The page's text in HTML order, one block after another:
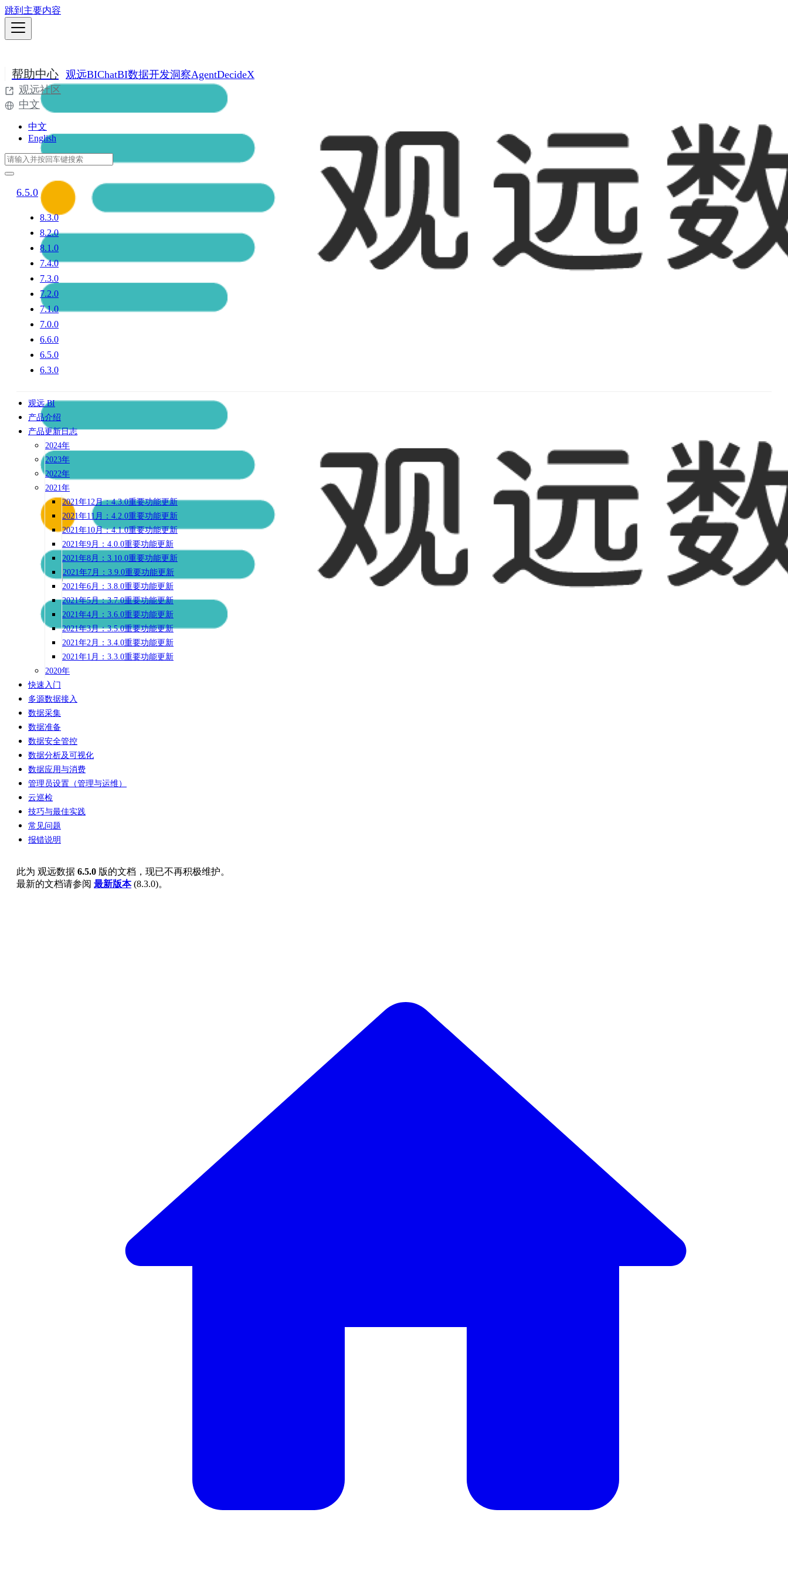
跳到主要内容
帮助中心 观远BIChatBI数据开发洞察AgentDecideX
观远社区
中文
中文
English
6.5.0
8.3.0
8.2.0
8.1.0
7.4.0
7.3.0
7.2.0
7.1.0
7.0.0
6.6.0
6.5.0
6.3.0
观远 BI
产品介绍
产品更新日志
2024年
2023年
2022年
2021年
2021年12月：4.3.0重要功能更新
2021年11月：4.2.0重要功能更新
2021年10月：4.1.0重要功能更新
2021年9月：4.0.0重要功能更新
2021年8月：3.10.0重要功能更新
2021年7月：3.9.0重要功能更新
2021年6月：3.8.0重要功能更新
2021年5月：3.7.0重要功能更新
2021年4月：3.6.0重要功能更新
2021年3月：3.5.0重要功能更新
2021年2月：3.4.0重要功能更新
2021年1月：3.3.0重要功能更新
2020年
快速入门
多源数据接入
数据采集
数据准备
数据安全管控
数据分析及可视化
数据应用与消费
管理员设置（管理与运维）
云巡检
技巧与最佳实践
常见问题
报错说明
此为 观远数据 6.5.0 版的文档，现已不再积极维护。
最新的文档请参阅 最新版本(8.3.0)。